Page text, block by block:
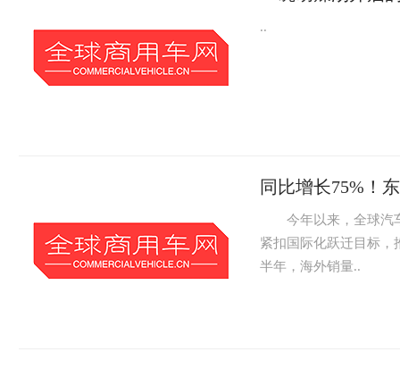
..
同比增长75%！
今年以来，全球汽车
紧扣国际化跃迁目标，
半年，海外销量..